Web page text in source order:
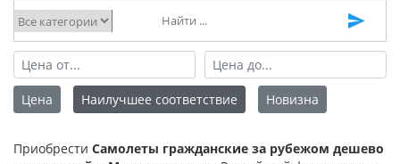
Цена Наилучшее соответствие Новизна
Приобрести Самолеты гражданские за рубежом дешево